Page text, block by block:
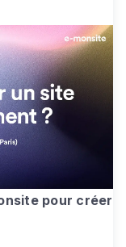
à votre
le
sur-mesure,
pour
passionpour créer